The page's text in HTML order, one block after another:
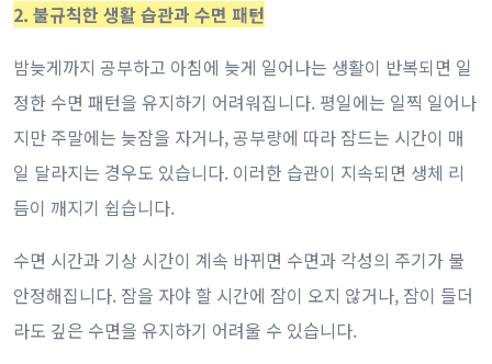
2. 불규칙한 생활 습관과 수면 패턴
밤늦게까지 공부하고 아침에 늦게 일어나는 생활이 반복되면 일
정한 수면 패턴을 유지하기 어려워집니다. 평일에는 일찍 일어나
지만 주말에는 늦잠을 자거나, 공부량에 따라 잠드는 시간이 매
일 달라지는 경우도 있습니다. 이러한 습관이 지속되면 생체 리
듬이 깨지기 쉽습니다.
수면 시간과 기상 시간이 계속 바뀌면 수면과 각성의 주기가 불
안정해집니다. 잠을 자야 할 시간에 잠이 오지 않거나, 잠이 들더
라도 깊은 수면을 유지하기 어려울 수 있습니다.